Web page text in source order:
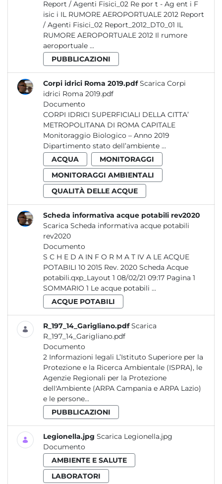
Report / Agenti Fisici_02 Re por t - Ag ent i F
isic i IL RUMORE AEROPORTUALE 2012 Report
/ Agenti Fisici_02 Report_2012_DT0_01 IL
RUMORE AEROPORTUALE 2012 Il rumore
aeroportuale ...
PUBBLICAZIONI
Corpi idrici Roma 2019.pdf Scarica Corpi
idrici Roma 2019.pdf
Documento
CORPI IDRICI SUPERFICIALI DELLA CITTA’
METROPOLITANA DI ROMA CAPITALE
Monitoraggio Biologico – Anno 2019
Dipartimento stato dell’ambiente ...
ACQUA
MONITORAGGI
MONITORAGGI AMBIENTALI
QUALITÀ DELLE ACQUE
Scheda informativa acque potabili rev2020
Scarica Scheda informativa acque potabili
rev2020
Documento
S C H E D A IN F O R M A T IV A LE ACQUE
POTABILI 10 2015 Rev. 2020 Scheda Acque
potabili.qxp_Layout 1 08/02/21 09:17 Pagina 1
SOMMARIO 1 Le acque potabili ...
ACQUE POTABILI
R_197_14_Garigliano.pdf Scarica
R_197_14_Garigliano.pdf
Documento
2 Informazioni legali L’Istituto Superiore per la
Protezione e la Ricerca Ambientale (ISPRA), le
Agenzie Regionali per la Protezione
dell'Ambiente (ARPA Campania e ARPA Lazio)
e le persone...
PUBBLICAZIONI
Legionella.jpg Scarica Legionella.jpg
Documento
AMBIENTE E SALUTE
LABORATORI